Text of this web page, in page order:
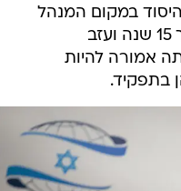
במקום המנהל
הקודם, גרג מייזל, שכיהן במשך 15 שנה ועזב
אמורה להיות
בתפקיד.